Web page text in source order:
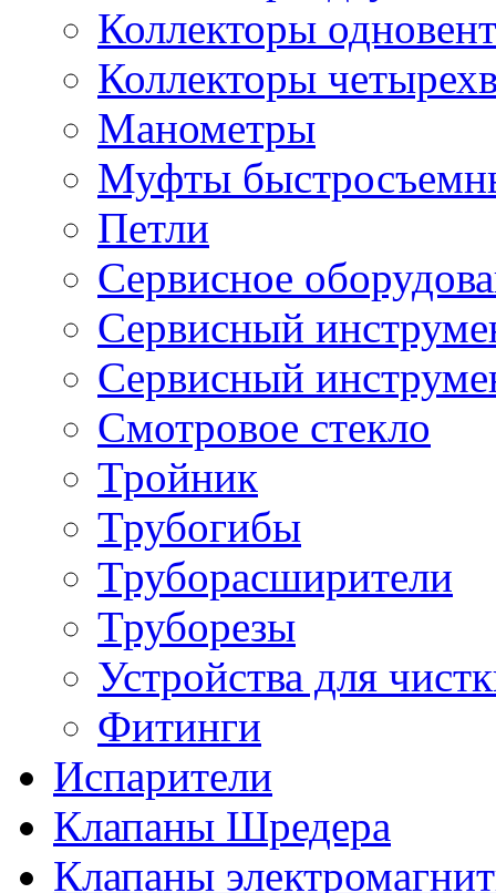
Коллекторы
Коллекторы
Манометры
Муфты
Петли
Сервисное
Сервисный
Сервисный
Смотровое стекло
Тройник
Трубогибы
Труборасширители
Труборезы
Устройства для
Фитинги
Испарители
Клапаны Шредера
Клапаны